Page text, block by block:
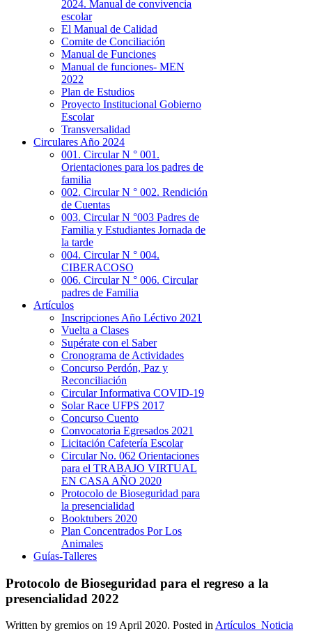
2024. Manual de convivencia
escolar
El Manual de Calidad
Comite de Conciliación
Manual de Funciones
Manual de funciones- MEN
2022
Plan de Estudios
Proyecto Institucional Gobierno
Escolar
Transversalidad
Circulares Año 2024
001. Circular N ° 001.
Orientaciones para los padres de
familia
002. Circular N ° 002. Rendición
de Cuentas
003. Circular N °003 Padres de
Familia y Estudiantes Jornada de
la tarde
004. Circular N ° 004.
CIBERACOSO
006. Circular N ° 006. Circular
padres de Familia
Artículos
Inscripciones Año Léctivo 2021
Vuelta a Clases
Supérate con el Saber
Cronograma de Actividades
Concurso Perdón, Paz y
Reconciliación
Circular Informativa COVID-19
Solar Race UFPS 2017
Concurso Cuento
Convocatoria Egresados 2021
Licitación Cafetería Escolar
Circular No. 062 Orientaciones
para el TRABAJO VIRTUAL
EN CASA AÑO 2020
Protocolo de Bioseguridad para
la presencialidad
Booktubers 2020
Plan Concentrados Por Los
Animales
Guías-Talleres
Protocolo de Bioseguridad para el regreso a la
presencialidad 2022
Written by gremios on 19 April 2020. Posted inArtículos_Noticia